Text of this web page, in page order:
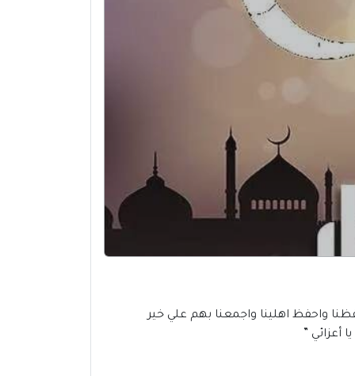
الفطر المبارك، فاللهم احفظنا واحفظ اهلينا واجمعنا بهم علي خير
أعزائي ”